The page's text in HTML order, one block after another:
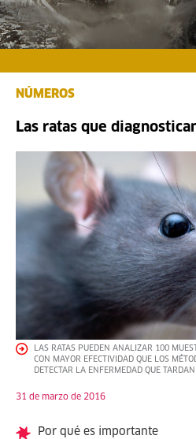
NÚMEROS
Las ratas que
LAS RATAS PUEDEN ANALIZAR 100
CON MAYOR EFECTIVIDAD QUE LOS
DETECTAR LA ENFERMEDAD QUE
31 de marzo de 2016
Por qué es importante